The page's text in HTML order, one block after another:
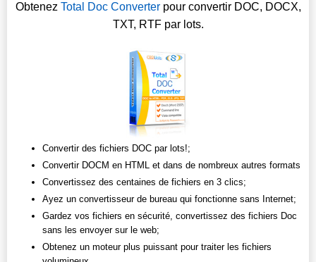
Obtenez Total Doc Converterpour convertir DOC, DOCX,
TXT, RTF par lots.
Convertir des fichiers DOC par lots!;
Convertir DOCM en HTML et dans de nombreux autres formats
Convertissez des centaines de fichiers en 3 clics;
Ayez un convertisseur de bureau qui fonctionne sans Internet;
Gardez vos fichiers en sécurité, convertissez des fichiers Doc
sans les envoyer sur le web;
Obtenez un moteur plus puissant pour traiter les fichiers